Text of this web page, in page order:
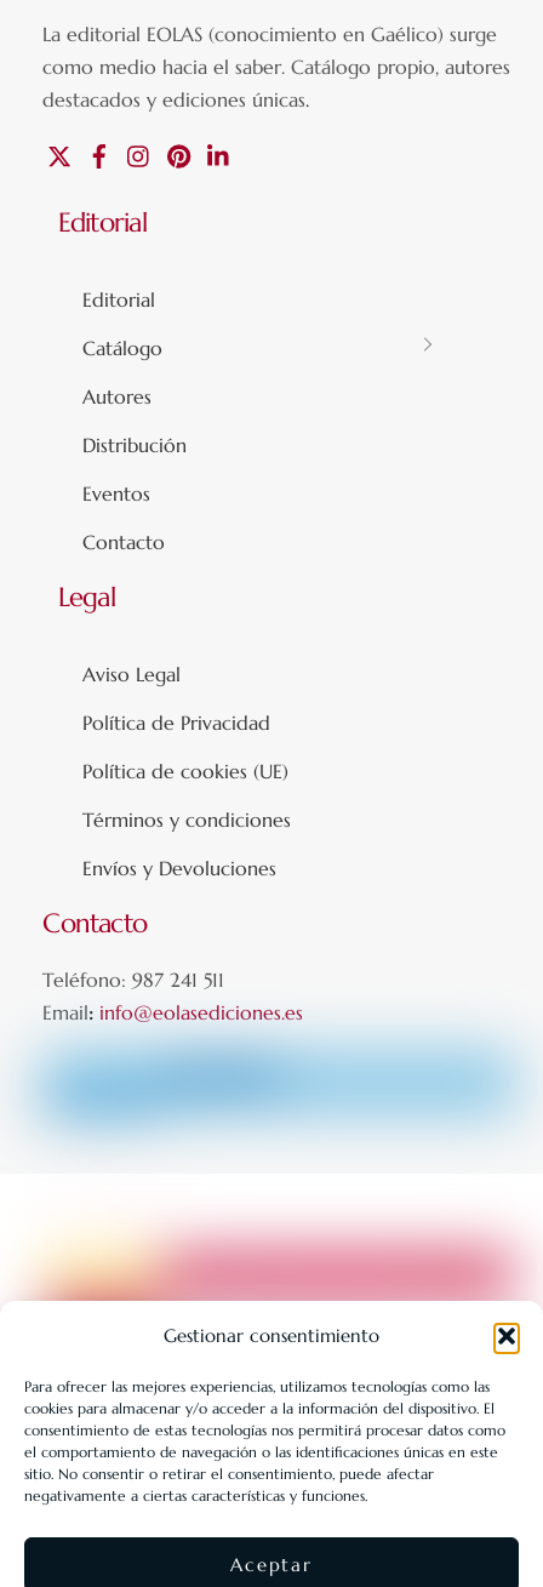
Gestionar consentimiento
Para ofrecer las mejores experiencias, utilizamos tecnologías como las
cookies para almacenar y/o acceder a la información del dispositivo. El
consentimiento de estas tecnologías nos permitirá procesar datos como
el comportamiento de navegación o las identificaciones únicas en este
sitio. No consentir o retirar el consentimiento, puede afectar
negativamente a ciertas características y funciones.
Aceptar
La editorial EOLAS (conocimiento en Gaélico) surge
como medio hacia el saber.Catálogo propio, autores
destacados y ediciones únicas.
FacebookInstagramPinterest
Editorial
Editorial
Catálogo
Autores
Distribución
Eventos
Contacto
Legal
Aviso Legal
Política de Privacidad
Política de cookies (UE)
Términos y condiciones
Envíos y Devoluciones
Contacto
Teléfono: 987 241 511
Email: info@eolasediciones.es
LIBRERÍA UNIVERSITARIA LEÓN 1980 SLL ha sido beneficiaria
de Fondos Europeos, cuyo objetivo es la mejora de la
competitividad de las PYMES, y gracias al cual ha puesto en
marcha un Plan de Acción con el objetivo de reforzar la
digitalización y la competitividad de las pymes durante el año
2025. Para ello ha contado con el apoyo del Programa Pyme